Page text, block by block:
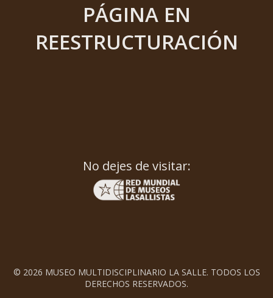
PÁGINA EN
REESTRUCTURACIÓN
No dejes de visitar:
© 2026 MUSEO MULTIDISCIPLINARIO LA SALLE. TODOS LOS
DERECHOS RESERVADOS.